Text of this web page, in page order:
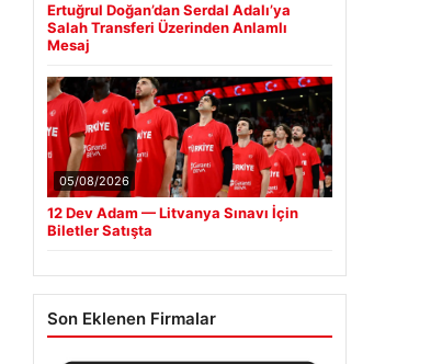
Ertuğrul Doğan’dan Serdal Adalı’ya
Salah Transferi Üzerinden Anlamlı
Mesaj
05/08/2026
12 Dev Adam — Litvanya Sınavı İçin
Biletler Satışta
Son Eklenen Firmalar